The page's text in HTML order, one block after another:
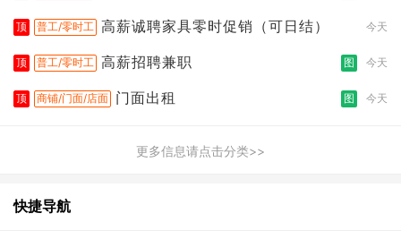
顶 普工/零时工 高薪诚聘家具零时促销（可日结） 今天
顶 普工/零时工 高薪招聘兼职 图 今天
顶 商铺/门面/店面 门面出租 图 今天
更多信息请点击分类>>
快捷导航